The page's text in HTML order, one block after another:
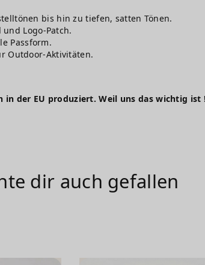
bis hin zu tiefen, satten Tönen.
Logo-Patch.
Passform.
Outdoor-Aktivitäten.
der EU produziert. Weil uns das wichtig ist
dir auch gefallen